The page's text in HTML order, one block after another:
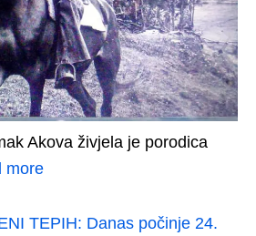
Akova živjela je porodica
more
TEPIH: Danas počinje 24.